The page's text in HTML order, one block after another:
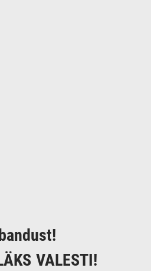
VALESTI!